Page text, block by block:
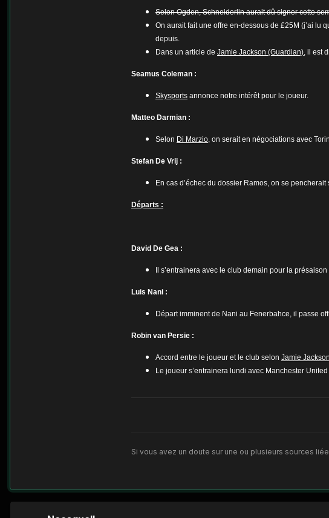
Selon Ogden, Schneiderlin aurait dû signer cette
On aurait fait une offre en-dessous de £25M (j’ai lu
depuis.
Dans un article de Jamie Jackson (Guardian), il est
Seamus Coleman :
Skysports annonce notre intérêt pour le joueur.
Matteo Darmian :
Selon Di Marzio, on serait en négociations avec
Stefan De Vrij :
En cas d’échec du dossier Ramos, on se pencherait
Départs :
David De Gea :
Il s’entrainera avec le club demain pour la
Luis Nani :
Départ imminent de Nani au Fenerbahce, il passe
Robin van Persie :
Accord entre le joueur et le club selon Jamie Jackson
Le joueur s’entrainera lundi avec Manchester
Si vous avez un doute sur une ou plusieurs sources